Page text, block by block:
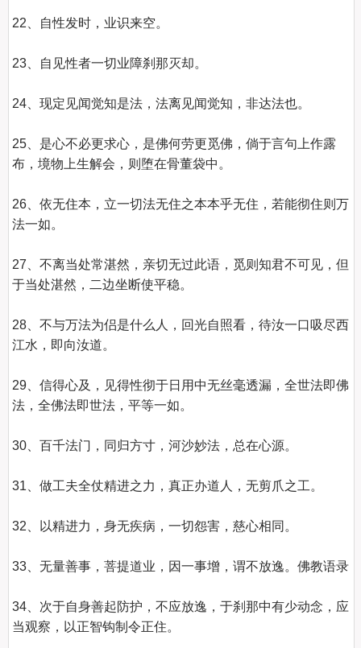
22、自性发时，业识来空。
23、自见性者一切业障刹那灭却。
24、现定见闻觉知是法，法离见闻觉知，非达法也。
25、是心不必更求心，是佛何劳更觅佛，倘于言句上作露
布，境物上生解会，则堕在骨董袋中。
26、依无住本，立一切法无住之本本乎无住，若能彻住则万
法一如。
27、不离当处常湛然，亲切无过此语，觅则知君不可见，但
于当处湛然，二边坐断使平稳。
28、不与万法为侣是什么人，回光自照看，待汝一口吸尽西
江水，即向汝道。
29、信得心及，见得性彻于日用中无丝毫透漏，全世法即佛
法，全佛法即世法，平等一如。
30、百千法门，同归方寸，河沙妙法，总在心源。
31、做工夫全仗精进之力，真正办道人，无剪爪之工。
32、以精进力，身无疾病，一切怨害，慈心相同。
33、无量善事，菩提道业，因一事增，谓不放逸。佛教语录
34、次于自身善起防护，不应放逸，于刹那中有少动念，应
当观察，以正智钩制令正住。